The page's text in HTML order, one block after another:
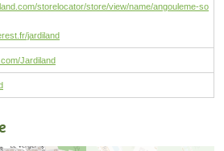
storelocator/store/view/name/angouleme-so
jardiland
Jardiland